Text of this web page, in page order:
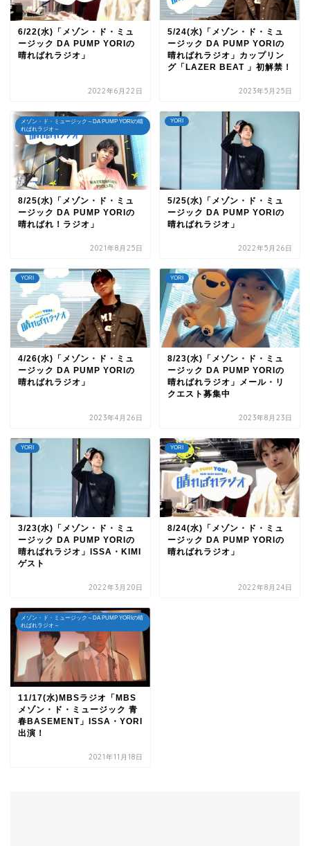
6/22(水)「メゾン・ド・ミュ
ージック DA PUMP YORIの
晴ればれラジオ」
2022年6月22日
5/24(水)「メゾン・ド・ミュ
ージック DA PUMP YORIの
晴ればれラジオ」カップリン
グ「LAZER BEAT 」初解禁！
2023年5月25日
メゾン・ド・ミュージック～DA PUMP YORIの晴
ればれラジオ～
8/25(水)「メゾン・ド・ミュ
ージック DA PUMP YORIの
晴ればれ！ラジオ」
2021年8月25日
YORI
5/25(水)「メゾン・ド・ミュ
ージック DA PUMP YORIの
晴ればれラジオ」
2022年5月26日
YORI
4/26(水)「メゾン・ド・ミュ
ージック DA PUMP YORIの
晴ればれラジオ」
2023年4月26日
YORI
8/23(水)「メゾン・ド・ミュ
ージック DA PUMP YORIの
晴ればれラジオ」メール・リ
クエスト募集中
2023年8月23日
YORI
3/23(水)「メゾン・ド・ミュ
ージック DA PUMP YORIの
晴ればれラジオ」ISSA・KIMI
ゲスト
2022年3月20日
YORI
8/24(水)「メゾン・ド・ミュ
ージック DA PUMP YORIの
晴ればれラジオ」
2022年8月24日
メゾン・ド・ミュージック～DA PUMP YORIの晴
ればれラジオ～
11/17(水)MBSラジオ「MBS
メゾン・ド・ミュージック 青
春BASEMENT」ISSA・YORI
出演！
2021年11月18日